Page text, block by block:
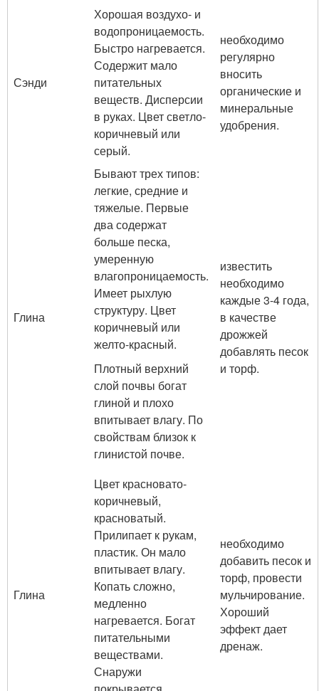
Сэнди
Хорошая воздухо- и
водопроницаемость.
Быстро нагревается.
Содержит мало
питательных
веществ. Дисперсии
в руках. Цвет светло-
коричневый или
серый.
необходимо
регулярно
вносить
органические и
минеральные
удобрения.
Глина
Бывают трех типов:
легкие, средние и
тяжелые. Первые
два содержат
больше песка,
умеренную
влагопроницаемость.
Имеет рыхлую
структуру. Цвет
коричневый или
желто-красный.
Плотный верхний
слой почвы богат
глиной и плохо
впитывает влагу. По
свойствам близок к
глинистой почве.
известить
необходимо
каждые 3-4 года,
в качестве
дрожжей
добавлять песок
и торф.
Глина
Цвет красновато-
коричневый,
красноватый.
Прилипает к рукам,
пластик. Он мало
впитывает влагу.
Копать сложно,
медленно
нагревается. Богат
питательными
веществами.
Снаружи
необходимо
добавить песок и
торф, провести
мульчирование.
Хороший
эффект дает
дренаж.